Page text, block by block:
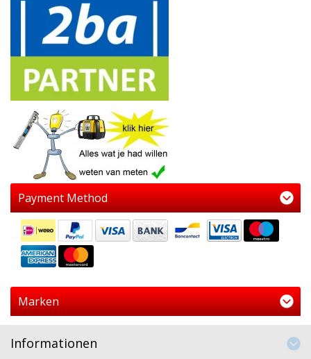
Payment Method
Marken
Informationen